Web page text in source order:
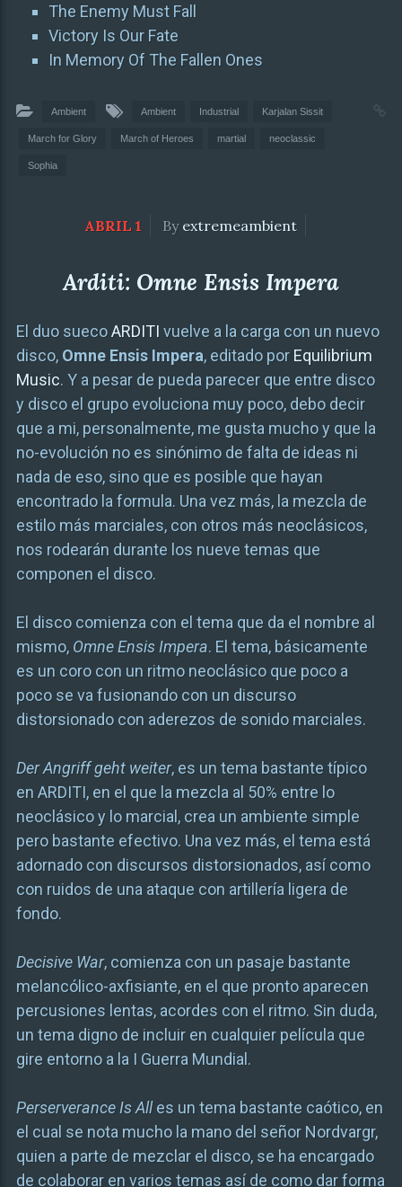
The Enemy Must Fall
Victory Is Our Fate
In Memory Of The Fallen Ones
Ambient Ambient Industrial Karjalan Sissit
March for Glory March of Heroes martial neoclassic
Sophia
ABRIL 1 By extremeambient
Arditi: Omne Ensis Impera
El duo suecoARDITI vuelve a la carga con un nuevo
disco, Omne Ensis Impera, editado por Equilibrium
Music. Y a pesar de pueda parecer que entre disco
y disco el grupo evoluciona muy poco, debo decir
que a mi, personalmente, me gusta mucho y que la
no-evolución no es sinónimo de falta de ideas ni
nada de eso, sino que es posible que hayan
encontrado la formula. Una vez más, la mezcla de
estilo más marciales, con otros más neoclásicos,
nos rodearán durante los nueve temas que
componen el disco.
El disco comienza con el tema que da el nombre al
mismo, Omne Ensis Impera. El tema, básicamente
es un coro con un ritmo neoclásico que poco a
poco se va fusionando con un discurso
distorsionado con aderezos de sonido marciales.
Der Angriff geht weiter, es un tema bastante típico
en ARDITI, en el que la mezcla al 50% entre lo
neoclásico y lo marcial, crea un ambiente simple
pero bastante efectivo. Una vez más, el tema está
adornado con discursos distorsionados, así como
con ruidos de una ataque con artillería ligera de
fondo.
Decisive War, comienza con un pasaje bastante
melancólico-axfisiante, en el que pronto aparecen
percusiones lentas, acordes con el ritmo. Sin duda,
un tema digno de incluir en cualquier película que
gire entorno a la I Guerra Mundial.
Perserverance Is Alles un tema bastante caótico, en
el cual se nota mucho la mano del señor Nordvargr,
quien a parte de mezclar el disco, se ha encargado
de colaborar en varios temas así de como dar forma